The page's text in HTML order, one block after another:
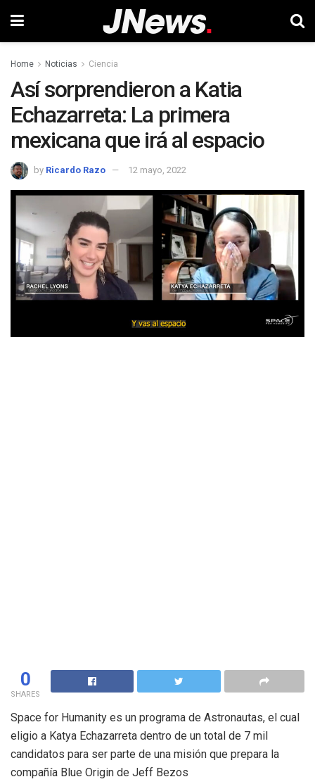
Home Noticias Ciencia
Así sorprendieron a Katia
Echazarreta: La primera
mexicana que irá al espacio
by Ricardo Razo 12 mayo, 2022
0
SHARES
Space for Humanity es un programa de Astronautas, el cual
eligio a Katya Echazarreta dentro de un total de 7 mil
candidatos para ser parte de una misión que prepara la
compañía Blue Origin de Jeff Bezos